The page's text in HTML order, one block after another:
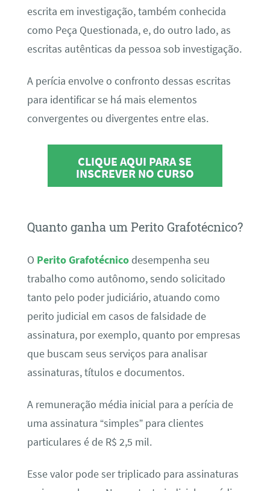
escrita em investigação, também conhecida
como Peça Questionada, e, do outro lado, as
escritas autênticas da pessoa sob investigação.
A perícia envolve o confronto dessas escritas
para identificar se há mais elementos
convergentes ou divergentes entre elas.
CLIQUE AQUI PARA SE
INSCREVER NO CURSO
Quanto ganha um Perito Grafotécnico?
O Perito Grafotécnicodesempenha seu
trabalho como autônomo, sendo solicitado
tanto pelo poder judiciário, atuando como
perito judicial em casos de falsidade de
assinatura, por exemplo, quanto por empresas
que buscam seus serviços para analisar
assinaturas, títulos e documentos.
A remuneração média inicial para a perícia de
uma assinatura “simples” para clientes
particulares é de R$ 2,5 mil.
Esse valor pode ser triplicado para assinaturas